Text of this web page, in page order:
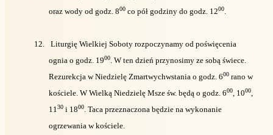
oraz wody od godz. 800 co pół godziny do godz. 1200
12.
Liturgię Wielkiej Soboty rozpoczynamy od poświęcenia
ognia o godz. 1900 . W ten dzień przynosimy ze sobą świece.
Rezurekcja w Niedzielę Zmartwychwstania o godz. 600 rano w
kościele. W Wielką Niedzielę Msze św. będą o godz. 600 , 1000
11 30 i 1800 . Taca przeznaczona będzie na wykonanie
ogrzewania w kościele.